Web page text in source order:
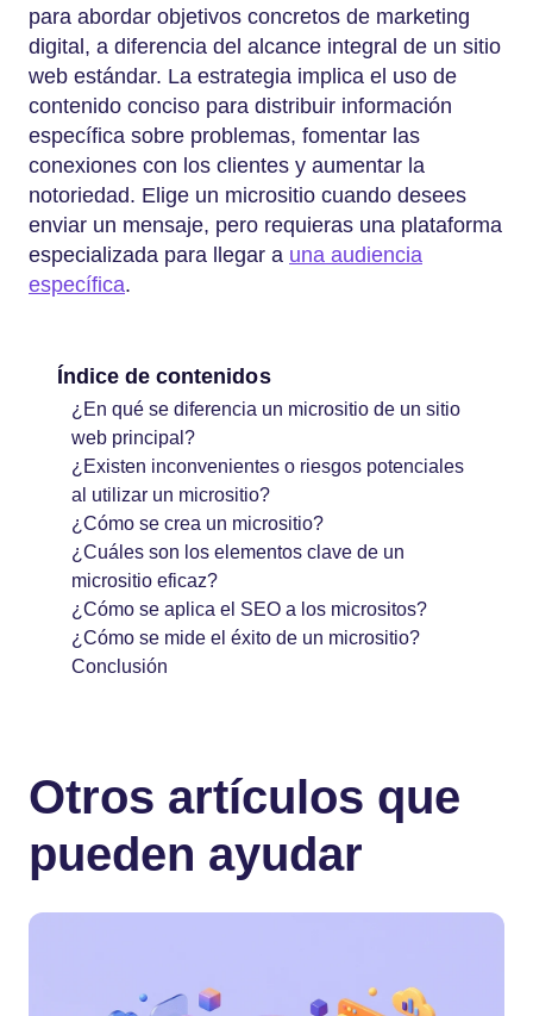
para abordar objetivos concretos de marketing
digital, a diferencia del alcance integral de un sitio
web estándar. La estrategia implica el uso de
contenido conciso para distribuir información
específica sobre problemas, fomentar las
conexiones con los clientes y aumentar la
notoriedad. Elige un micrositio cuando desees
enviar un mensaje, pero requieras una plataforma
especializada para llegar a una audiencia
específica.
Índice de contenidos
¿En qué se diferencia un micrositio de un sitio
web principal?
¿Existen inconvenientes o riesgos potenciales
al utilizar un micrositio?
¿Cómo se crea un micrositio?
¿Cuáles son los elementos clave de un
micrositio eficaz?
¿Cómo se aplica el SEO a los micrositos?
¿Cómo se mide el éxito de un micrositio?
Conclusión
Otros artículos que
pueden ayudar